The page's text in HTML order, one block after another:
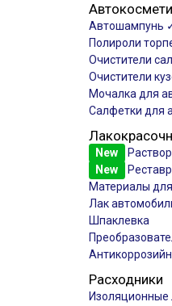
Автошампунь
Полироли
Очистители
Очистители
Мочалка для
Салфетки для
New
New
Материалы
Лак
Шпаклевка
Расходники
Изоляционные